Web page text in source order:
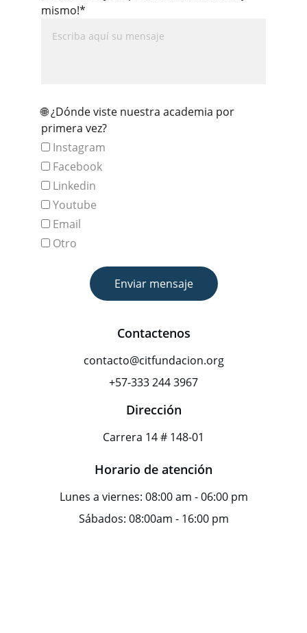
mismo!*
🌐 ¿Dónde viste nuestra academia por
primera vez?
Instagram
Facebook
Linkedin
Youtube
Email
Otro
Enviar mensaje
Contactenos
contacto@citfundacion.org
+57-333 244 3967
Dirección
Carrera 14 # 148-01
Horario de atención
Lunes a viernes: 08:00 am - 06:00 pm
Sábados: 08:00am - 16:00 pm